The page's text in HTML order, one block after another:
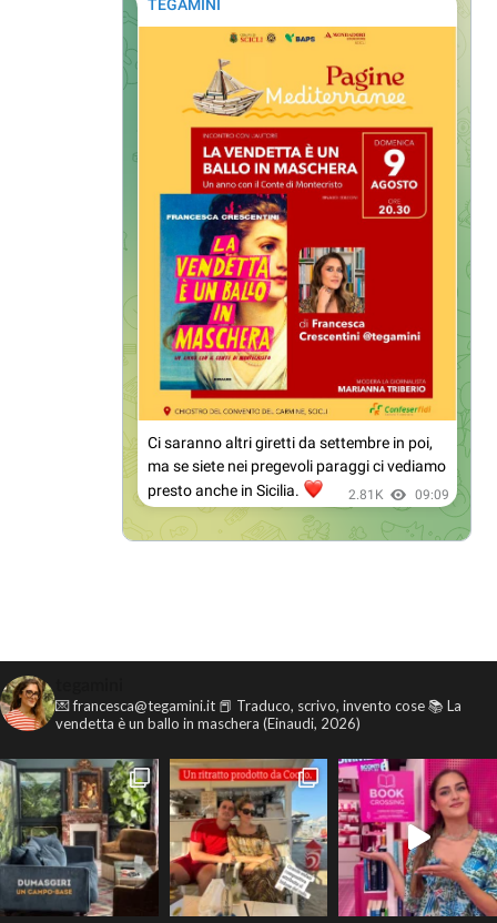
💌 francesca@tegamini.it 📕 Traduco, scrivo, invento cose📚 La
vendetta è un ballo in maschera (Einaudi, 2026)